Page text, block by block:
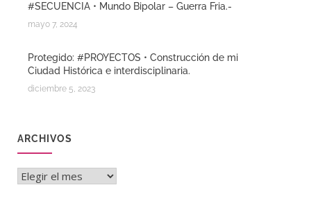
#SECUENCIA • Mundo Bipolar – Guerra Fria.-
mayo 7, 2024
Protegido: #PROYECTOS • Construcción de mi
Ciudad Histórica e interdisciplinaria.
diciembre 5, 2023
ARCHIVOS
Archivos